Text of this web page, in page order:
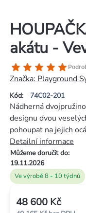
akátu -
Kód: 74C02-201
Průměrné
hodnocení
produktu
je
5,0
5
hvězdiček.
Značka: Playground
Ve výrobě 8 - 10 týdnů
Můžeme doručit do:
19.11.2026
Nádherná
designu dvou
pohoupat na jejich
Detailní informace
48 600 Kč